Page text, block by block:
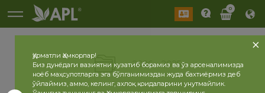
0
2026 2025
Ҳурматли Ҳамкорлар!
Биз дунёдаги вазиятни кузатиб борамиз ва ўз арсеналимизда
ноёб маҳсулотларга эга бўлганимиздан жуда бахтиёрмиз деб
ўйлаймиз, аммо, келинг, ахлоқ қоидаларини унутмайлик.